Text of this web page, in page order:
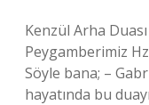
Kenzül Arha
Peygamberimiz
Söyle bana; –
hayatında bu